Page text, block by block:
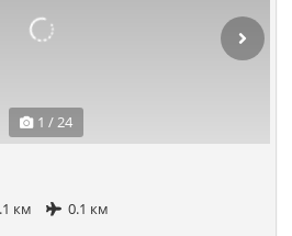
1 / 24
км 0.1 км